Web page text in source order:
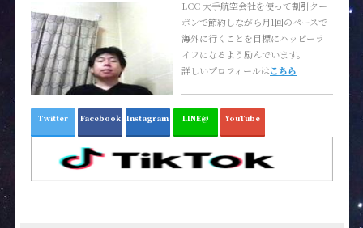
LCC 大手航空会社を使って割引クー
ポンで節約しながら月1回のペースで
海外に行くことを目標にハッピーラ
イフになるよう励んでいます。
詳しいプロフィールはこちら
Twitter Facebook Instagram LINE@ YouTube